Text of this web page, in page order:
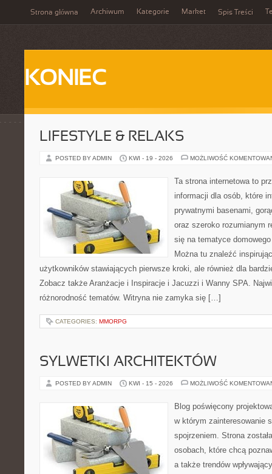
Strona główna Archiwum Kategorie Market Spis Treści
KONIEC
LIFESTYLE & RELAKS
POSTED BY ADMIN KWI - 19 - 2026 MOŻLIWOŚĆ
Ta strona internetowa to
informacji dla osób, które
prywatnymi basenami,
oraz szeroko rozumianym
się na tematyce
Można tu znaleźć
użytkowników stawiających pierwsze kroki, ale również dla
Zobacz także Aranżacje i Inspiracje i Jacuzzi i Wanny SPA.
różnorodność tematów. Witryna nie zamyka się […]
CATEGORIES: MMORPG
SYLWETKI ARCHITEKTÓW
POSTED BY ADMIN KWI - 15 - 2026 MOŻLIWOŚĆ
Blog poświęcony
w którym zainteresowanie
spojrzeniem. Strona
osobach, które chcą
a także trendów